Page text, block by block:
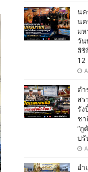
นค
นค
มห
วัน
สิริ
12
ตำ
สร
รัง
ชา
“กู
ปรั
อำ